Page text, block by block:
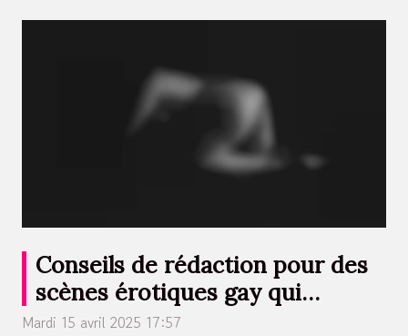
Conseils de rédaction pour des
scènes érotiques gay qui
engagent les lecteurs
Mardi 15 avril 2025 17:57